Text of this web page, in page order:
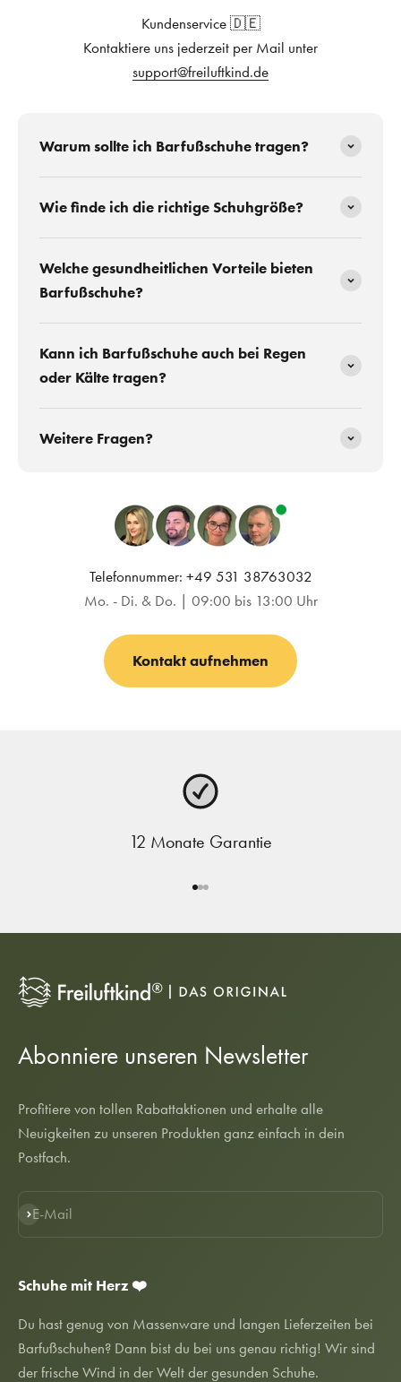
Kundenservice 🇩🇪
Kontaktiere uns jederzeit per Mail unter
support@freiluftkind.de
Warum sollte ich Barfußschuhe tragen?
Wie finde ich die richtige Schuhgröße?
Welche gesundheitlichen Vorteile bieten
Barfußschuhe?
Kann ich Barfußschuhe auch bei Regen
oder Kälte tragen?
Weitere Fragen?
Telefonnummer: +49 531 38763032
Mo. - Di. & Do. | 09:00 bis 13:00 Uhr
Kontakt aufnehmen
12 Monate Garantie
Abonniere unseren Newsletter
Profitiere von tollen Rabattaktionen und erhalte alle
Neuigkeiten zu unseren Produkten ganz einfach in dein
Postfach.
E-Mail
Abonnieren
Schuhe mit Herz ❤️
Du hast genug von Massenware und langen Lieferzeiten bei
Barfußschuhen? Dann bist du bei uns genau richtig! Wir sind
der frische Wind in der Welt der gesunden Schuhe.